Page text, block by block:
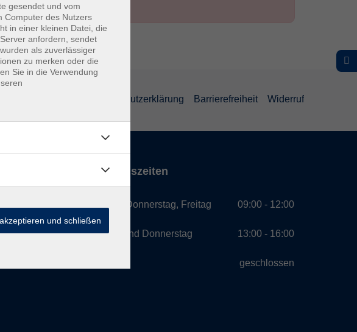
Datenschutzerklärung Barrierefreiheit Widerruf
Öffnungszeiten
Montag, Donnerstag, Freitag
Montag und Donnerstag
09:00 - 12:00
13:00 - 16:00
geschlossen
gesendet und vom
Computer des Nutzers
in einer kleinen Datei, die
anfordern, sendet
als zuverlässiger
zu merken oder die
Sie in die Verwendung
und schließen